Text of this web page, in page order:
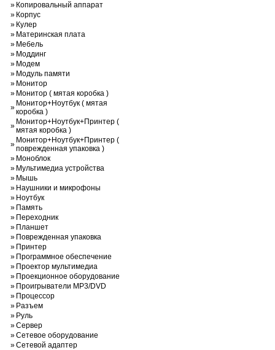
» Копировальный аппарат
» Корпус
» Кулер
» Материнская плата
» Мебель
» Моддинг
» Модем
» Модуль памяти
» Монитор
» Монитор ( мятая коробка )
» Монитор+Ноутбук ( мятая
коробка )
» Монитор+Ноутбук+Принтер (
мятая коробка )
» Монитор+Ноутбук+Принтер (
поврежденная упаковка )
» Моноблок
» Мультимедиа устройства
» Мышь
» Наушники и микрофоны
» Ноутбук
» Память
» Переходник
» Планшет
» Поврежденная упаковка
» Принтер
» Программное обеспечение
» Проектор мультимедиа
» Проекционное оборудование
» Проигрыватели MP3/DVD
» Процессор
» Разъем
» Руль
»Сервер
»Сетевое оборудование
»Сетевой адаптер